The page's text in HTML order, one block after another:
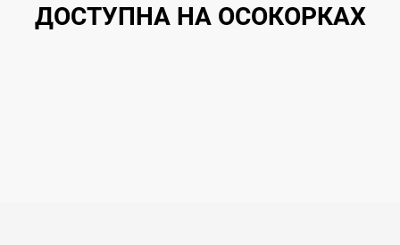
ДОСТУПНА НА ОСОКОРКАХ